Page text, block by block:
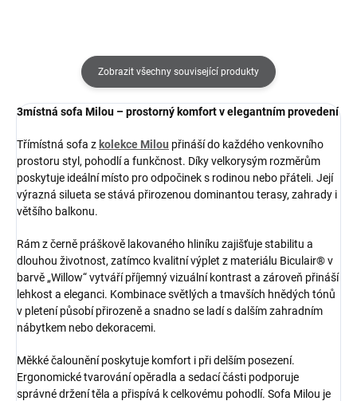
Zobrazit všechny související produkty
3místná sofa Milou – prostorný komfort v elegantním provedení
Třímístná sofa z kolekce Milou přináší do každého venkovního
prostoru styl, pohodlí a funkčnost. Díky velkorysým rozměrům
poskytuje ideální místo pro odpočinek s rodinou nebo přáteli. Její
výrazná silueta se stává přirozenou dominantou terasy, zahrady i
většího balkonu.
Rám z černě práškově lakovaného hliníku zajišťuje stabilitu a
dlouhou životnost, zatímco kvalitní výplet z materiálu Biculair® v
barvě „Willow“ vytváří příjemný vizuální kontrast a zároveň přináší
lehkost a eleganci. Kombinace světlých a tmavších hnědých tónů
v pletení působí přirozeně a snadno se ladí s dalším zahradním
nábytkem nebo dekoracemi.
Měkké čalounění poskytuje komfort i při delším posezení.
Ergonomické tvarování opěradla a sedací části podporuje
správné držení těla a přispívá k celkovému pohodlí. Sofa Milou je